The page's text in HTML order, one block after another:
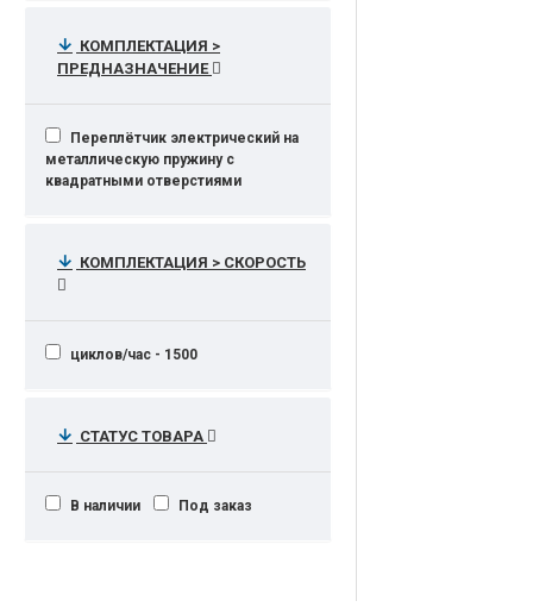
КОМПЛЕКТАЦИЯ >
ПРЕДНАЗНАЧЕНИЕ
Переплётчик электрический на
металлическую пружину с
квадратными отверстиями
КОМПЛЕКТАЦИЯ > СКОРОСТЬ
циклов/час - 1500
СТАТУС ТОВАРА
В наличии Под заказ